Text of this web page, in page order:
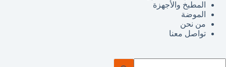
المطبخ والأجهزة
الموضة
من نحن
تواصل معنا